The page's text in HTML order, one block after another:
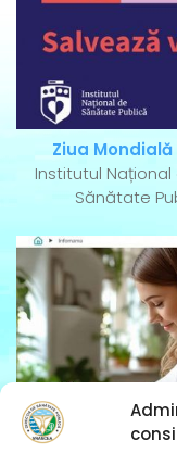
Ziua
Institutul
Sănătate